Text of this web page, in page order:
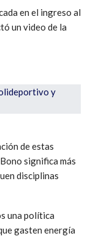
en el ingreso al
un video de la
de estas
significa más
disciplinas
una política
gasten energía